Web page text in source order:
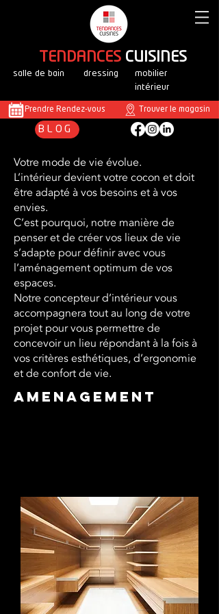
ENDANCES CUISINES
salle de bain dressing
mobilier
intérieur
Prendre Rendez-vous
BLOG
Trouver le magasin
Votre mode de vie évolue.
L’intérieur devient votre cocon et doit
être adapté à vos besoins et à vos
envies.
C’est pourquoi, notre manière de
penser et de créer vos lieux de vie
s’adapte pour définir avec vous
l’aménagement optimum de vos
espaces.
Notre concepteur d’intérieur vous
accompagnera tout au long de votre
projet pour vous permettre de
concevoir un lieu répondant à la fois à
vos critères esthétiques, d’ergonomie
et de confort de vie.
Amenagement